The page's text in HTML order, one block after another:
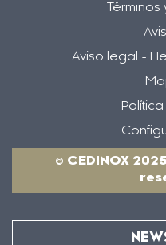
Aviso legal -
© CEDINOX